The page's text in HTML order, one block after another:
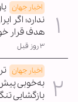
اخبار جهان
ندارد؛ اگر
هدف قرار
۳ روز قبل
اخبار جهان
به‌خوبی پیش
بازگشایی